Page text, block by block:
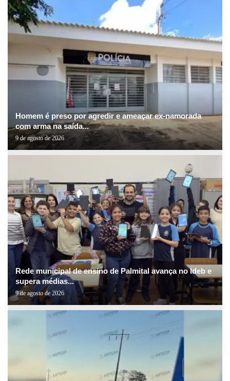
Homem é preso por agredir e ameaçar ex-namorada
com arma na saída...
9 de agosto de 2026
Rede municipal de ensino de Palmital avança no Ideb e
supera médias...
9 de agosto de 2026